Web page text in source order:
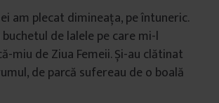
am plecat dimineața, pe întuneric.
de lalele pe care mi-l
miu de Ziua Femeii. Și-au clătinat
de parcă sufereau de o boală